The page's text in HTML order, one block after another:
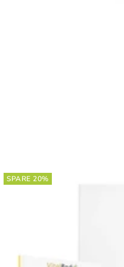
SPARE 20%